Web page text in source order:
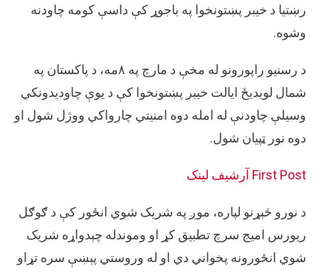
رښتيا د خیبر پښتونخوا په باجوړ کې داسې کومه چاودنه
وشوه.
د رسنيو راپورونو له مخې د مارچ په ۸مه، د پاکستان په
شمال لویدیځ ایالت خیبر پښتونخوا کې د یوې چاودیدونکي
وسیلې چاودنې له امله دوه امنیتي چارواکي ووژل شول او
دوه نور ټپیان شول.
First Post آرشيف لینک
د نورو څېړنو لپاره، موږ په شریک شوي انځور کې د ګوګل
ریورس امیج سرچ تطبیق کړ او وموندله چېدواړه شریک
شوي انځورونه پخواني دي او له وروستي پېښې سره تړاو